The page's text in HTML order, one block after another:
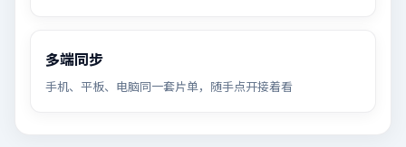
多端同步
手机、平板、电脑同一套片单，随手点开接着看